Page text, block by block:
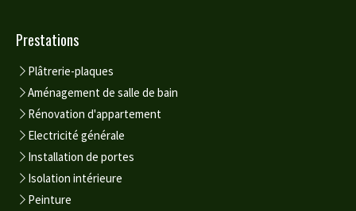
Prestations
Plâtrerie-plaques
Aménagement de salle de bain
Rénovation d'appartement
Electricité générale
Installation de portes
Isolation intérieure
Peinture